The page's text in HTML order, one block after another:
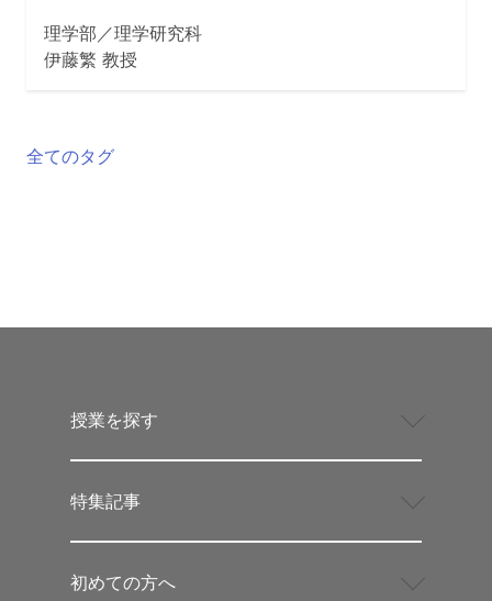
理学部／理学研究科
伊藤繁 教授
全てのタグ
授業を探す
特集記事
初めての方へ